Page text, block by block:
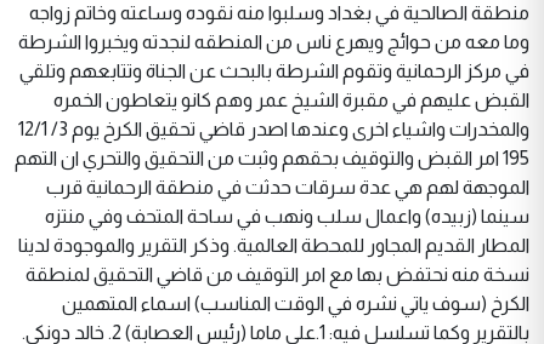
منطقة الصالحية في بغداد وسلبوا منه نقوده وساعته وخاتم زواجه
وما معه من حوائج ويهرع ناس من المنطقه لنجدته ويخبروا الشرطة
في مركز الرحمانية وتقوم الشرطة بالبحث عن الجناة وتتابعهم وتلقي
القبض عليهم في مقبرة الشيخ عمر وهم كانو يتعاطون الخمره
والمخدرات واشياء اخرى وعندها اصدر قاضي تحقيق الكرخ يوم 3/ 12/1
195 امر القبض والتوقيف بحقهم وثبت من التحقيق والتحري ان التهم
الموجهة لهم هي عدة سرقات حدثت في منطقة الرحمانية قرب
سينما (زبيده) واعمال سلب ونهب في ساحة المتحف وفي منتزه
المطار القديم المجاور للمحطة العالمية. وذكر التقرير والموجودة لدينا
نسخة منه نحتفض بها مع امر التوقيف من قاضي التحقيق لمنطقة
الكرخ (سوف ياتي نشره في الوقت المناسب) اسماء المتهمين
بالتقرير وكما تسلسل فيه: 1.علي ماما (رئيس العصابة) 2. خالد دونكي.